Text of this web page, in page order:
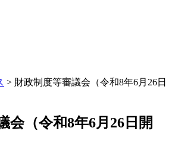
> 財政制度等審議会（令和8年6月26日
会（令和8年6月26日開